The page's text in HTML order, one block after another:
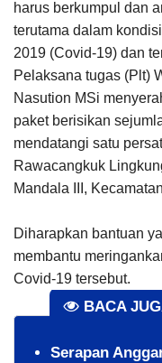
harus berkumpul dan
terutama dalam
2019 (Covid-19) dan
Pelaksana tugas (Plt)
Nasution MSi
paket berisikan
mendatangi satu
Rawacangkuk
Mandala III,
Diharapkan bantuan
membantu
Covid-19 tersebut.
BACA
Serapan